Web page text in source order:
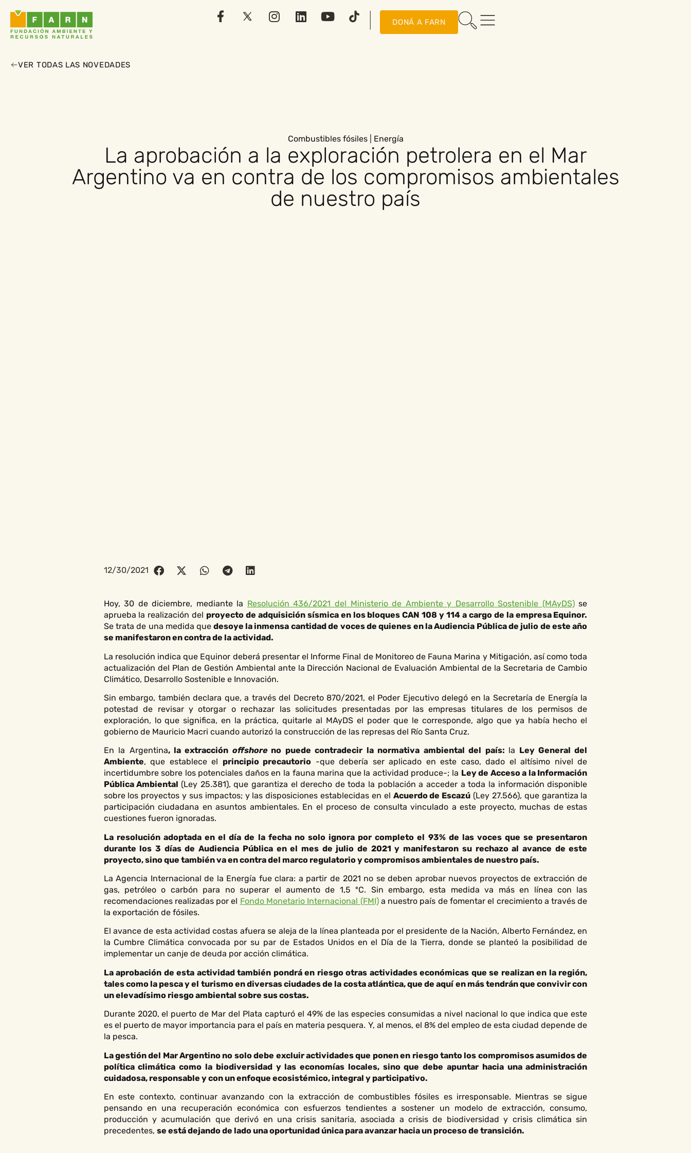
DONÁ A FARN
VER TODAS LAS NOVEDADES
Combustibles fósiles| Energía
La aprobación a la exploración petrolera en el Mar
Argentino va en contra de los compromisos ambientales
de nuestro país
12/30/2021
Hoy, 30 de diciembre, mediante la Resolución 436/2021 del Ministerio de Ambiente y Desarrollo Sostenible (MAyDS)se
aprueba la realización del proyecto de adquisición sísmica en los bloques CAN 108 y 114 a cargo de la empresa Equinor.
Se trata de una medida que desoye la inmensa cantidad de voces de quienes en la Audiencia Pública de julio de este año
se manifestaron en contra de la actividad.
La resolución indica que Equinor deberá presentar el Informe Final de Monitoreo de Fauna Marina y Mitigación, así como toda
actualización del Plan de Gestión Ambiental ante la Dirección Nacional de Evaluación Ambiental de la Secretaria de Cambio
Climático, Desarrollo Sostenible e Innovación.
Sin embargo, también declara que, a través del Decreto 870/2021, el Poder Ejecutivo delegó en la Secretaría de Energía la
potestad de revisar y otorgar o rechazar las solicitudes presentadas por las empresas titulares de los permisos de
exploración, lo que significa, en la práctica, quitarle al MAyDS el poder que le corresponde, algo que ya había hecho el
gobierno de Mauricio Macri cuando autorizó la construcción de las represas del Río Santa Cruz.
En la Argentina, la extracción offshoreno puede contradecir la normativa ambiental del país: la Ley General del
Ambiente, que establece el principio precautorio -que debería ser aplicado en este caso, dado el altísimo nivel de
incertidumbre sobre los potenciales daños en la fauna marina que la actividad produce-; la Ley de Acceso a la Información
Pública Ambiental (Ley 25.381), que garantiza el derecho de toda la población a acceder a toda la información disponible
sobre los proyectos y sus impactos; y las disposiciones establecidas en el Acuerdo de Escazú (Ley 27.566), que garantiza la
participación ciudadana en asuntos ambientales. En el proceso de consulta vinculado a este proyecto, muchas de estas
cuestiones fueron ignoradas.
La resolución adoptada en el día de la fecha no solo ignora por completo el 93% de las voces que se presentaron
durante los 3 días de Audiencia Pública en el mes de julio de 2021 y manifestaron su rechazo al avance de este
proyecto, sino que también va en contra del marco regulatorio y compromisos ambientales de nuestro país.
La Agencia Internacional de la Energía fue clara: a partir de 2021 no se deben aprobar nuevos proyectos de extracción de
gas, petróleo o carbón para no superar el aumento de 1,5 ºC. Sin embargo, esta medida va más en línea con las
recomendaciones realizadas por el Fondo Monetario Internacional (FMI)a nuestro país de fomentar el crecimiento a través de
la exportación de fósiles.
El avance de esta actividad costas afuera se aleja de la línea planteada por el presidente de la Nación, Alberto Fernández, en
la Cumbre Climática convocada por su par de Estados Unidos en el Día de la Tierra, donde se planteó la posibilidad de
implementar un canje de deuda por acción climática.
La aprobación de esta actividad también pondrá en riesgo otras actividades económicas que se realizan en la región,
tales como la pesca y el turismo en diversas ciudades de la costa atlántica, que de aquí en más tendrán que convivir con
un elevadísimo riesgo ambiental sobre sus costas.
Durante 2020, el puerto de Mar del Plata capturó el 49% de las especies consumidas a nivel nacional lo que indica que este
es el puerto de mayor importancia para el país en materia pesquera. Y, al menos, el 8% del empleo de esta ciudad depende de
la pesca.
La gestión del Mar Argentino no solo debe excluir actividades que ponen en riesgo tanto los compromisos asumidos de
política climática como la biodiversidad y las economías locales, sino que debe apuntar hacia una administración
cuidadosa, responsable y con un enfoque ecosistémico, integral y participativo.
En este contexto, continuar avanzando con la extracción de combustibles fósiles es irresponsable. Mientras se sigue
pensando en una recuperación económica con esfuerzos tendientes a sostener un modelo de extracción, consumo,
producción y acumulación que derivó en una crisis sanitaria, asociada a crisis de biodiversidad y crisis climática sin
precedentes, se está dejando de lado una oportunidad única para avanzar hacia un proceso de transición.